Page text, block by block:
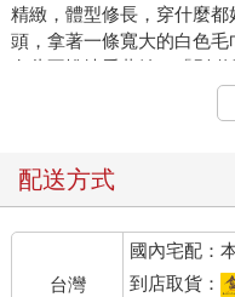
精緻，體型修長，穿什麼
頭，拿著一條寬大的白色毛
有些不悅地看著她，「別碰
謝雅琪微微一愣，忙轉身
「用不著。」何適淡淡拒
「外面的雨下得那麼大……
話，「而且我第一次來這兒
「走吧。」何適忽略她的
配送方式
台灣
國內宅配：
到店取貨：